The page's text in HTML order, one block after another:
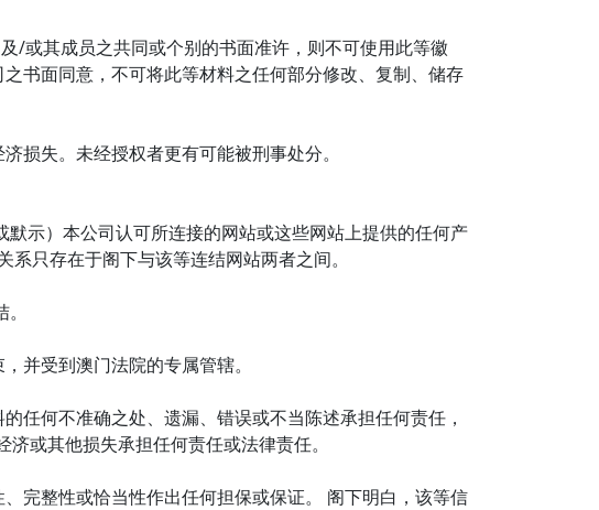
/或其成员之共同或个别的书面准许，则不可使用此等徽
书面同意，不可将此等材料之任何部分修改、复制、储存
损失。未经授权者更有可能被刑事处分。
示）本公司认可所连接的网站或这些网站上提供的任何产
只存在于阁下与该等连结网站两者之间。
并受到澳门法院的专属管辖。
任何不准确之处、遗漏、错误或不当陈述承担任何责任，
或其他损失承担任何责任或法律责任。
完整性或恰当性作出任何担保或保证。 阁下明白，该等信